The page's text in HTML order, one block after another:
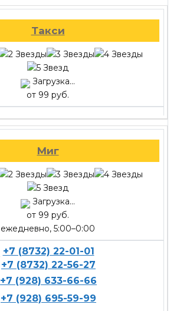
Такси
Загрузка...
от 99 руб.
Миг
Загрузка...
от 99 руб.
ежедневно, 5:00–0:00
+7 (8732) 22-01-01
+7 (8732) 22-56-27
+7 (928) 633-66-66
+7 (928) 695-59-99